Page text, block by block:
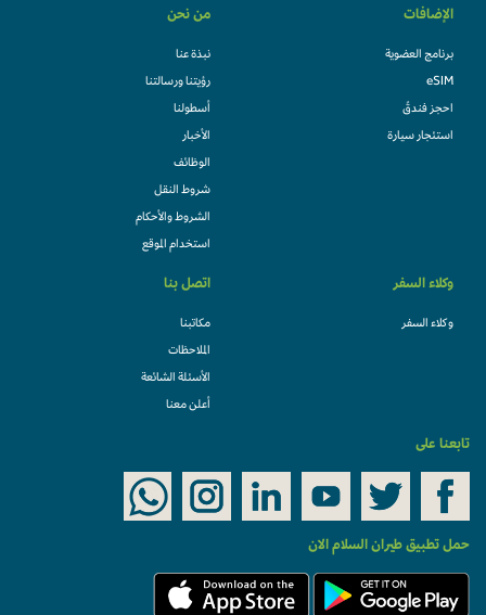
الإضافات
برنامج العضوية
eSIM
احجز فندقً
استئجار سيارة
من نحن
نبذة عنا
رؤيتنا ورسالتنا
أسطولنا
الأخبار
الوظائف
شروط النقل
الشروط والأحكام
استخدام الموقع
وكلاء السفر
وكلاء السفر
اتصل بنا
مكاتبنا
الملاحظات
الأسئلة الشائعة
أعلن معنا
تابعنا على
حمل تطبيق طيران السلام الان